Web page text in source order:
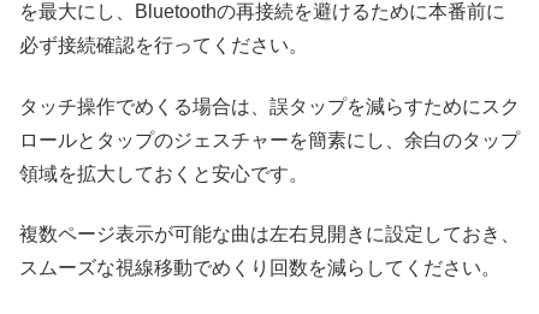
を最大にし、Bluetoothの再接続を避けるために本番前に
必ず接続確認を行ってください。
タッチ操作でめくる場合は、誤タップを減らすためにスク
ロールとタップのジェスチャーを簡素にし、余白のタップ
領域を拡大しておくと安心です。
複数ページ表示が可能な曲は左右見開きに設定しておき、
スムーズな視線移動でめくり回数を減らしてください。